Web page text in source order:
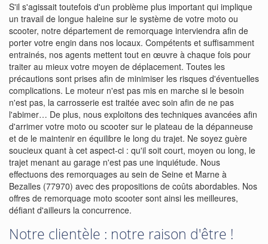
S'il s'agissait toutefois d'un problème plus important qui implique
un travail de longue haleine sur le système de votre moto ou
scooter, notre département de remorquage interviendra afin de
porter votre engin dans nos locaux. Compétents et suffisamment
entrainés, nos agents mettent tout en œuvre à chaque fois pour
traiter au mieux votre moyen de déplacement. Toutes les
précautions sont prises afin de minimiser les risques d'éventuelles
complications. Le moteur n'est pas mis en marche si le besoin
n'est pas, la carrosserie est traitée avec soin afin de ne pas
l'abimer… De plus, nous exploitons des techniques avancées afin
d'arrimer votre moto ou scooter sur le plateau de la dépanneuse
et de le maintenir en équilibre le long du trajet. Ne soyez guère
soucieux quant à cet aspect-ci : qu'il soit court, moyen ou long, le
trajet menant au garage n'est pas une inquiétude. Nous
effectuons des remorquages au sein de Seine et Marne à
Bezalles (77970) avec des propositions de coûts abordables. Nos
offres de remorquage moto scooter sont ainsi les meilleures,
défiant d'ailleurs la concurrence.
Notre clientèle : notre raison d'être !